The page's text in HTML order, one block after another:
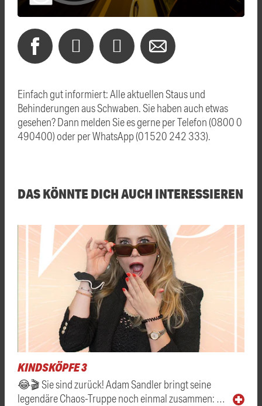
Einfach gut informiert: Alle aktuellen Staus und
Behinderungen aus Schwaben. Sie haben auch etwas
gesehen? Dann melden Sie es gerne per Telefon (0800 0
490400) oder per WhatsApp (01520 242 333).
DAS KÖNNTE DICH AUCH INTERESSIEREN
KINDSKÖPFE 3
😂🎬 Sie sind zurück! Adam Sandler bringt seine
legendäre Chaos-Truppe noch einmal zusammen: …